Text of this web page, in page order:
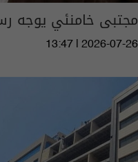
مجتبى خامنئي يوجه
13:47 | 2026-07-26